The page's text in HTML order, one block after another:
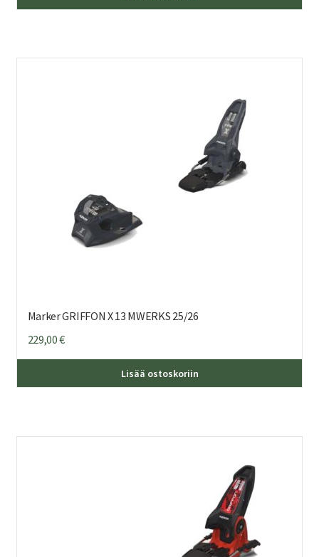
Marker GRIFFON X 13 MWERKS 25/26
229,00€
Lisää ostoskoriin